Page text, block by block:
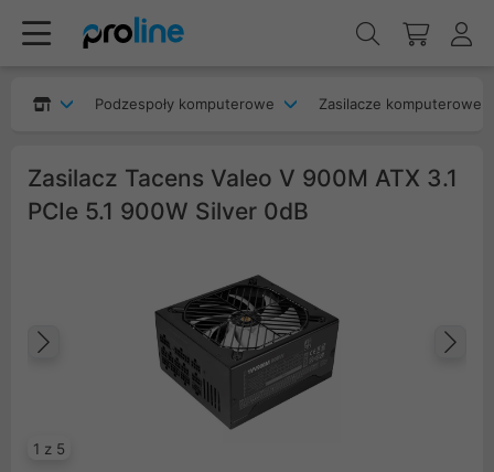
Podzespoły komputerowe Zasilacze komputerowe
Zasilacz Tacens Valeo V 900M ATX 3.1
PCIe 5.1 900W Silver 0dB
1 z 5
Poprzedni